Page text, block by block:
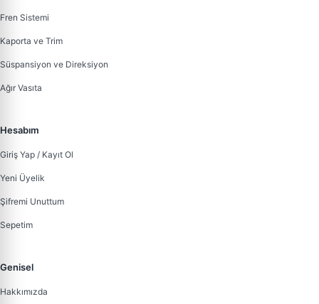
Fren Sistemi
Kaporta ve Trim
Süspansiyon ve Direksiyon
Ağır Vasıta
Hesabım
Giriş Yap / Kayıt Ol
Yeni Üyelik
Şifremi Unuttum
Sepetim
Genisel
Hakkımızda